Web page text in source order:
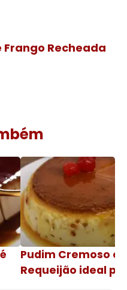
Frango Recheada
Pudim Cremoso
Requeijão ideal